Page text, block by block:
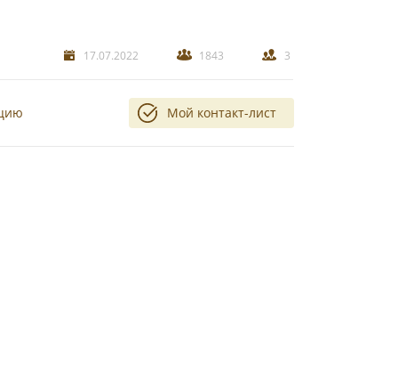
17.07.2022 1843 3
Мой контакт-лист